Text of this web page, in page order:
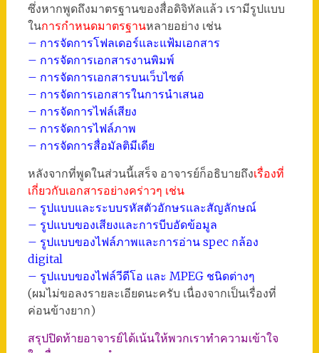
ซึ่งหากพูดถึงมาตรฐานของสื่อดิจิทัลแล้ว เรามีรูปแบบ
ในการกำหนดมาตรฐานหลายอย่าง เช่น
– การจัดการโฟลเดอร์และแฟ้มเอกสาร
– การจัดการเอกสารงานพิมพ์
– การจัดการเอกสารบนเว็บไซต์
– การจัดการเอกสารในการนำเสนอ
– การจัดการไฟล์เสียง
– การจัดการไฟล์ภาพ
– การจัดการสื่อมัลติมีเดีย
หลังจากที่พูดในส่วนนี้เสร็จ อาจารย์ก็อธิบายถึงเรื่องที่
เกี่ยวกับเอกสารอย่างคร่าวๆ เช่น
– รูปแบบและระบบรหัสตัวอักษรและสัญลักษณ์
– รูปแบบของเสียงและการบีบอัดข้อมูล
– รูปแบบของไฟล์ภาพและการอ่าน spec กล้อง
digital
– รูปแบบของไฟล์วีดีโอ และ MPEG ชนิดต่างๆ
(ผมไม่ขอลงรายละเอียดนะครับ เนื่องจากเป็นเรื่องที่
ค่อนข้างยาก)
สรุปปิดท้ายอาจารย์ได้เน้นให้พวกเราทำความเข้าใจ